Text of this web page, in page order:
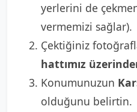
yerlerini de
vermemizi sağlar).
Çektiğiniz
hattımız
Konumunuzun
olduğunu belirtin.